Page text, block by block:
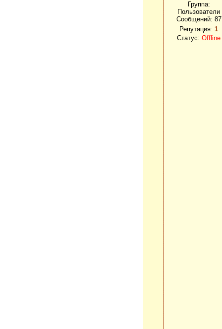
Группа:
Пользователи
Сообщений: 87
Репутация: 1
Статус: Offline